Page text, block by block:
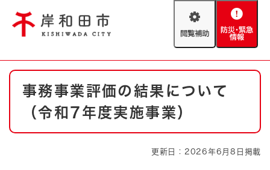
閲
助
防
緊
情
やさしい日本語
防災・緊急情報 救急・消防
ハザードマップ AED設置箇所
本
事務事業評価の結果について
（令和7年度実施事業）
更新日：2026年6月8日掲載